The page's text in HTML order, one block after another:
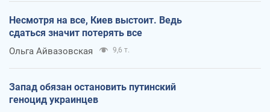
Несмотря на все, Киев выстоит. Ведь
сдаться значит потерять все
Ольга Айвазовская 9,6 т.
Запад обязан остановить путинский
геноцид украинцев